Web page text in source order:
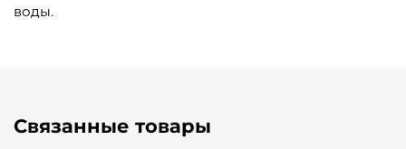
воды.
Связанные товары